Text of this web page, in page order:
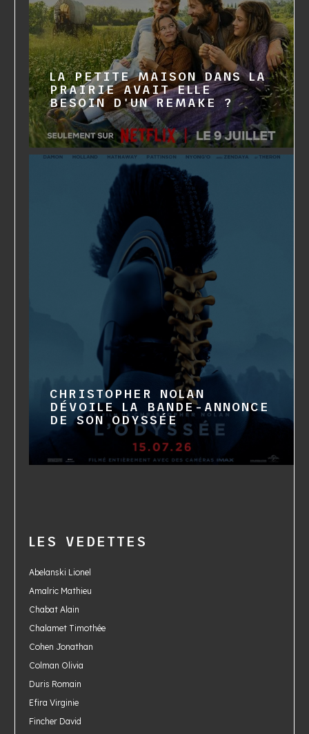
LA PETITE MAISON DANS LA
PRAIRIE AVAIT ELLE
BESOIN D'UN REMAKE ?
CHRISTOPHER NOLAN
DÉVOILE LA BANDE-ANNONCE
DE SON ODYSSÉE
LES VEDETTES
Abelanski Lionel
Amalric Mathieu
Chabat Alain
Chalamet Timothée
Cohen Jonathan
Colman Olivia
Duris Romain
Efira Virginie
Fincher David